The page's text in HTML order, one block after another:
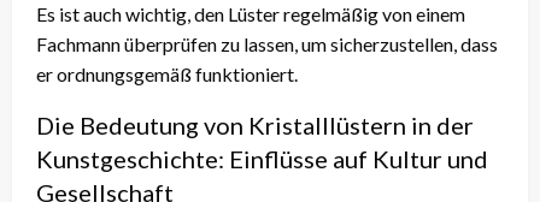
Es ist auch wichtig, den Lüster regelmäßig von einem
Fachmann überprüfen zu lassen, um sicherzustellen, dass
er ordnungsgemäß funktioniert.
Die Bedeutung von Kristalllüstern in der
Kunstgeschichte: Einflüsse auf Kultur und
Gesellschaft